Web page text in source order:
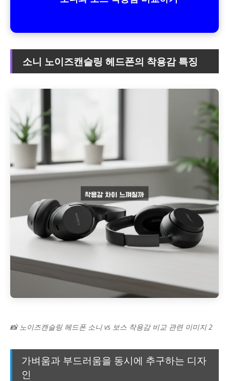
소니 노이즈캔슬링 헤드폰의 착용감 특징
📸 노이즈캔슬링 헤드폰 소니 vs 보스 착용감 비교 관련 이미지 2
가벼움과 부드러움을 동시에 추구하는 디자
인